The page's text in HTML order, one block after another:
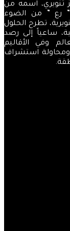
في يناير ٢٠٢١، كمركز تنويري، اسمه من
” رع ” من الضوء
تطرح الحلول
ساعياً إلى رصد
وفي الأقاليم
ومحاولة استشراف